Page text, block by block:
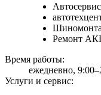
Ремонт
Время работы:
ежедневно,
Услуги и сервис: